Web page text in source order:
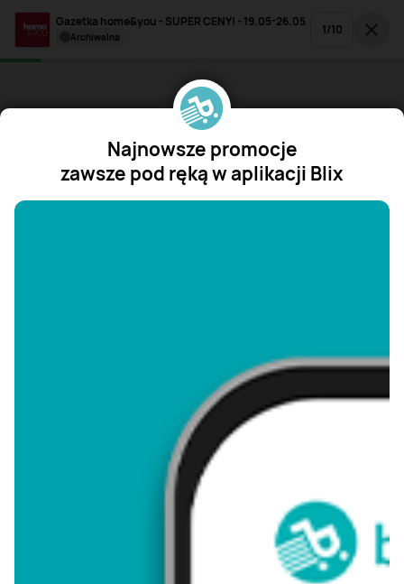
Gazetka home&you - SUPER CENY! - 19.05-26.05
archiwalna 1/10
Najnowsze promocje
zawsze pod ręką w aplikacji Blix
"/>